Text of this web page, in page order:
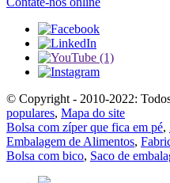
© Copyright - 2010-2022:
populares, Mapa do site
Bolsa com zíper que fica em pé,
Embalagem de Alimentos,
Bolsa com bico, Saco de